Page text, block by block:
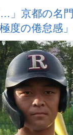
」京都の名
度の倦怠感